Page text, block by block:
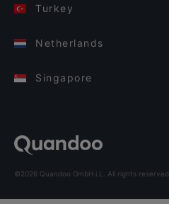
Turkey
Netherlands
Singapore
©2026 Quandoo GmbH i.L. All rights reserved